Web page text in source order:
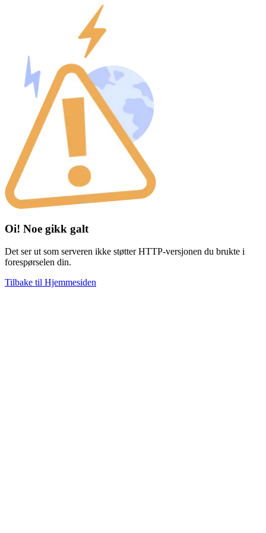
Oi! Noe gikk galt
Det ser ut som serveren ikke støtter HTTP-versjonen du brukte i
forespørselen din.
Tilbake til Hjemmesiden